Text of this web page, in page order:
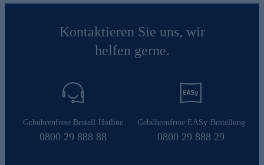
Kontaktieren Sie uns, wir
helfen gerne.
Gebührenfreie Bestell-Hotline
0800 29 888 88
Gebührenfreie EASy-Bestellung
0800 29 888 29